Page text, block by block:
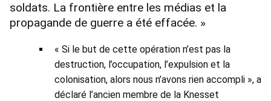
soldats. La frontière entre les médias et la
propagande de guerre a été effacée. »
« Si le but de cette opération n’est pas la
destruction, l’occupation, l’expulsion et la
colonisation, alors nous n’avons rien accompli », a
déclaré l’ancien membre de la Knesset